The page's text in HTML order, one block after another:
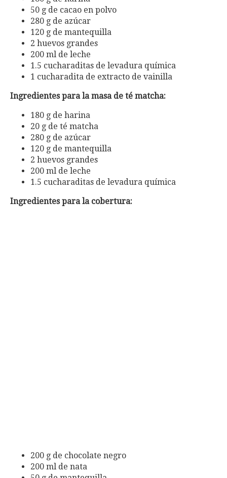
50 g de cacao en polvo
280 g de azúcar
120 g de mantequilla
2 huevos grandes
200 ml de leche
1.5 cucharaditas de levadura química
1 cucharadita de extracto de vainilla
Ingredientes para la masa de té matcha:
180 g de harina
20 g de té matcha
280 g de azúcar
120 g de mantequilla
2 huevos grandes
200 ml de leche
1.5 cucharaditas de levadura química
Ingredientes para la cobertura:
200 g de chocolate negro
200 ml de nata